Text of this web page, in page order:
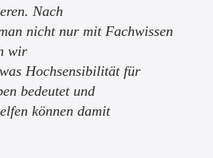
Nach
nicht nur mit Fachwissen
wir
Hochsensibilität für
bedeutet und
können damit